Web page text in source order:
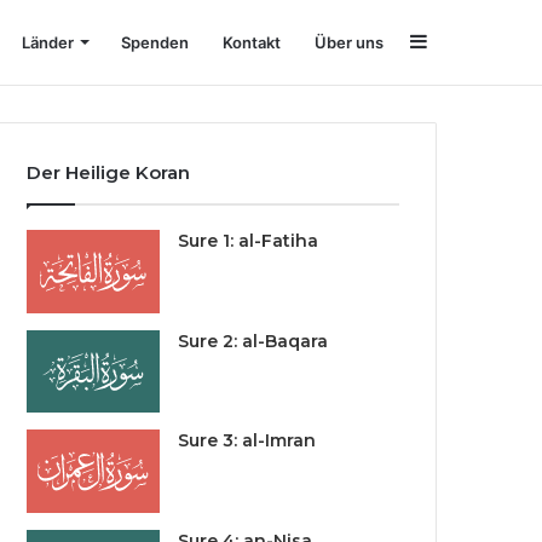
Länder Spenden Kontakt Über uns
Der Heilige Koran
Sure 1: al-Fatiha
Sure 2: al-Baqara
Sure 3: al-Imran